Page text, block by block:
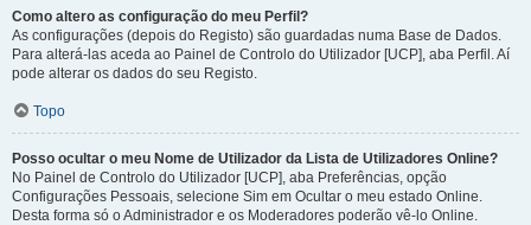
Como altero as configuração do meu Perfil?
As configurações (depois do Registo) são guardadas numa Base de Dados.
Para alterá-las aceda ao Painel de Controlo do Utilizador [UCP], aba Perfil. Aí
pode alterar os dados do seu Registo.
Topo
Posso ocultar o meu Nome de Utilizador da Lista de Utilizadores Online?
No Painel de Controlo do Utilizador [UCP], aba Preferências, opção
Configurações Pessoais, selecione Sim em Ocultar o meu estado Online.
Desta forma só o Administrador e os Moderadores poderão vê-lo Online.